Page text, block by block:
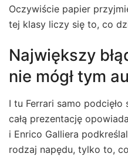
Oczywiście papier
tej klasy liczy się to, co
Największy
nie mógł tym
I tu Ferrari samo
całą prezentację
i Enrico Galliera
rodzaj napędu, tylko to,